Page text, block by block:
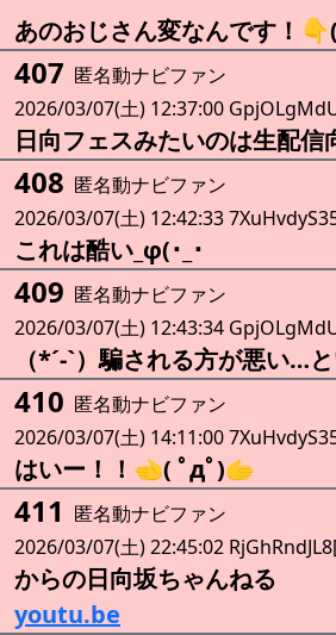
あのおじさん変なんです！
407 匿名動ナビファン
2026/03/07(土) 12:37:00
日向フェスみたいのは生配
408 匿名動ナビファン
2026/03/07(土) 12:42:33
これは酷い_φ(･_･
409 匿名動ナビファン
2026/03/07(土) 12:43:34
（*´-`）騙される方が悪い…
410 匿名動ナビファン
2026/03/07(土) 14:11:00
はいー！！🫲( ﾟдﾟ)🫱
411 匿名動ナビファン
2026/03/07(土) 22:45:02
からの日向坂ちゃんねる
youtu.be